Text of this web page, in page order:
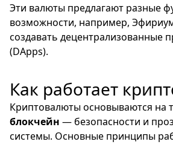
Эти валюты предлагают разные
возможности, например,
создавать децентрализованные
(DApps).
Как работает
Криптовалюты основываются на
блокчейн — безопасности и
системы. Основные принципы